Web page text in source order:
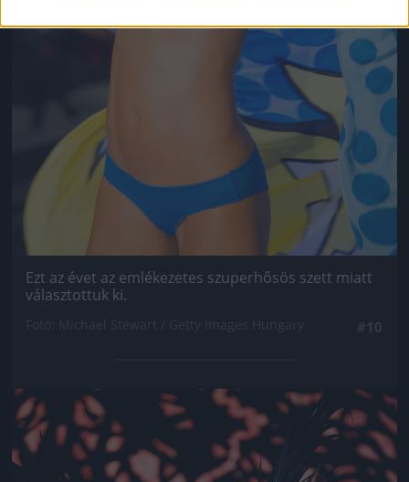
Ezt az évet az emlékezetes szuperhősös szett miatt
választottuk ki.
Jön még kép!